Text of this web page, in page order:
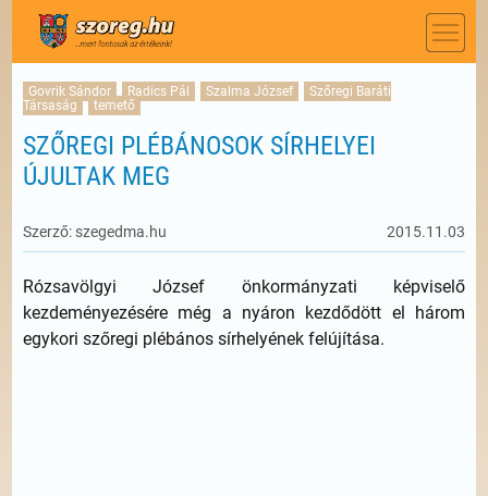
Govrik Sándor Radics Pál Szalma József
Szőregi Baráti
Társaság
temető
SZŐREGI PLÉBÁNOSOK SÍRHELYEI
ÚJULTAK MEG
Szerző: szegedma.hu 2015.11.03
Rózsavölgyi József önkormányzati képviselő
kezdeményezésére még a nyáron kezdődött el három
egykori szőregi plébános sírhelyének felújítása.